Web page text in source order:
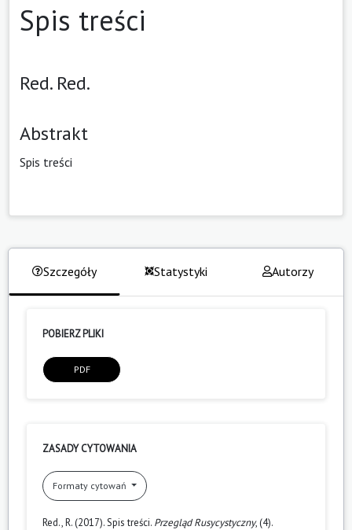
Spis treści
Red. Red.
Abstrakt
Spis treści
Szczegóły Statystyki Autorzy
POBIERZ PLIKI
PDF
ZASADY CYTOWANIA
Formaty cytowań
Red., R. (2017). Spis treści. Przegląd Rusycystyczny, (4).